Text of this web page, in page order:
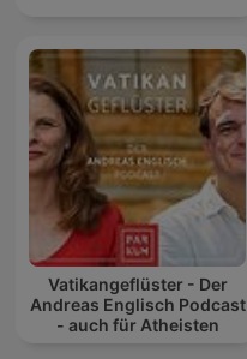
Vatikangeflüster - Der
Andreas Englisch Podcast
- auch für Atheisten